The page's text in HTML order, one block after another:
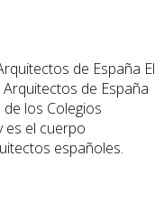
El
de España
de los Colegios
es el cuerpo
españoles.